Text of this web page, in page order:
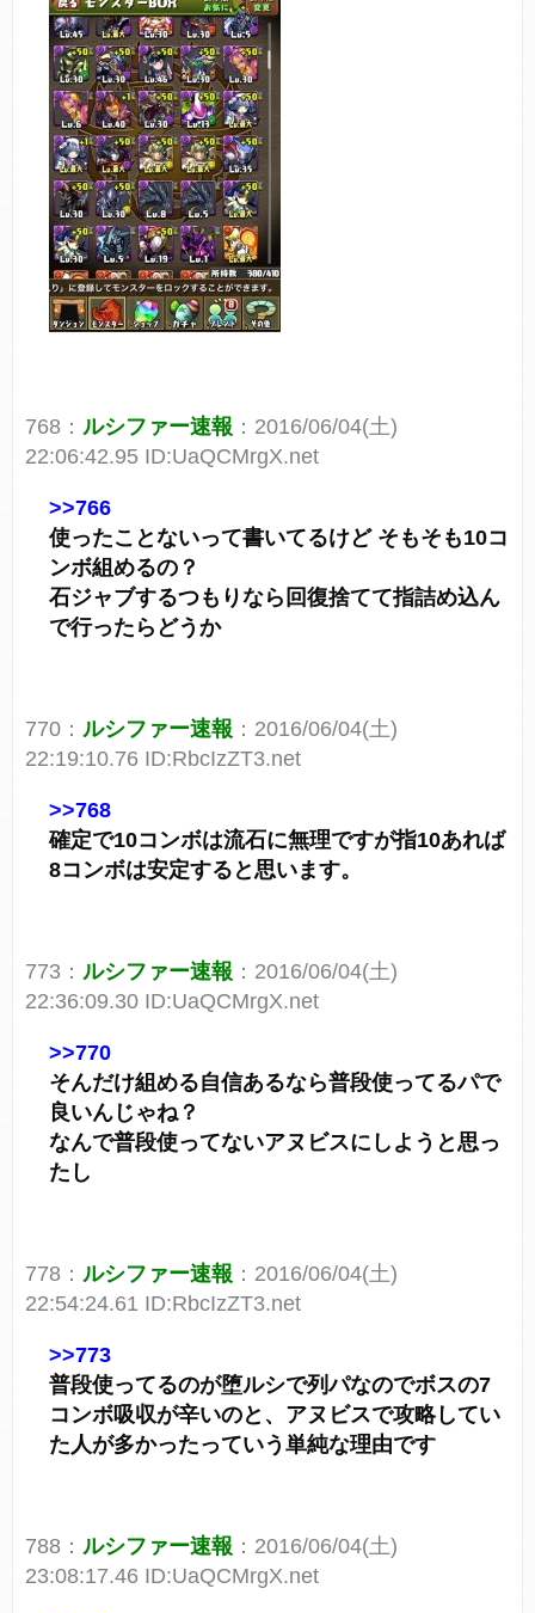
768： ルシファー速報 ：2016/06/04(土)
22:06:42.95 ID:UaQCMrgX.net
>>766
使ったことないって書いてるけど そもそも10コ
ンボ組めるの？
石ジャブするつもりなら回復捨てて指詰め込ん
で行ったらどうか
770： ルシファー速報 ：2016/06/04(土)
22:19:10.76 ID:RbcIzZT3.net
>>768
確定で10コンボは流石に無理ですが指10あれば
8コンボは安定すると思います。
773： ルシファー速報 ：2016/06/04(土)
22:36:09.30 ID:UaQCMrgX.net
>>770
そんだけ組める自信あるなら普段使ってるパで
良いんじゃね？
なんで普段使ってないアヌビスにしようと思っ
たし
778： ルシファー速報 ：2016/06/04(土)
22:54:24.61 ID:RbcIzZT3.net
>>773
普段使ってるのが堕ルシで列パなのでボスの7
コンボ吸収が辛いのと、アヌビスで攻略してい
た人が多かったっていう単純な理由です
788： ルシファー速報 ：2016/06/04(土)
23:08:17.46 ID:UaQCMrgX.net